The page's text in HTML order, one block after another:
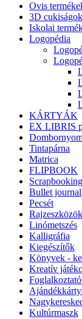
Ovis
3D cukiságok
Iskolai
Logopédia
KÁRTYÁK
EX LIBRIS
Tintapárna
Matrica
FLIPBOOK
Scrapbooking
Bullet journal
Pecsét
Rajzeszközök
Linómetszés
Kalligráfia
Kiegészítők
Könyvek -
Kreatív
Kultúrmaszk